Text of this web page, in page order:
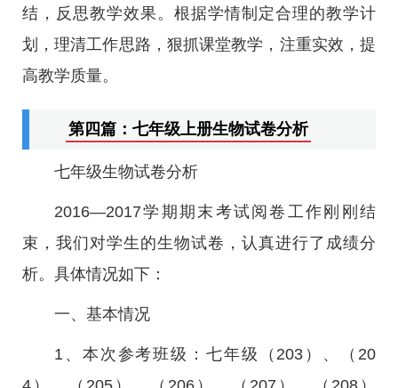
结，反思教学效果。根据学情制定合理的教学计
划，理清工作思路，狠抓课堂教学，注重实效，提
高教学质量。
第四篇：七年级上册生物试卷分析
七年级生物试卷分析
2016—2017学期期末考试阅卷工作刚刚结
束，我们对学生的生物试卷，认真进行了成绩分
析。具体情况如下：
一、基本情况
1、本次参考班级：七年级（203）、（20